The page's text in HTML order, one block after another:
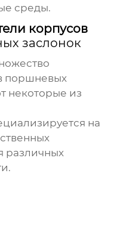
среды.
корпусов
заслонок
поршневых
некоторые из
на
различных